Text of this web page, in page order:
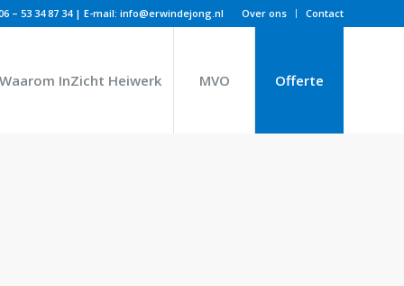
Over ons Contact
– 53 34 87 34| E-mail: info@erwindejong.nl
Waarom InZicht Heiwerk MVO Offerte